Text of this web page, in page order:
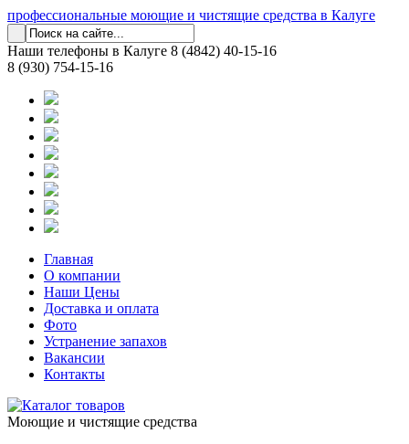
профессиональные моющие и чистящие средства в Калуге
Наши телефоны в Калуге 8 (4842) 40-15-16
8 (930) 754-15-16
Главная
О компании
Наши Цены
Доставка и оплата
Фото
Устранение запахов
Вакансии
Контакты
Моющие и чистящие средства